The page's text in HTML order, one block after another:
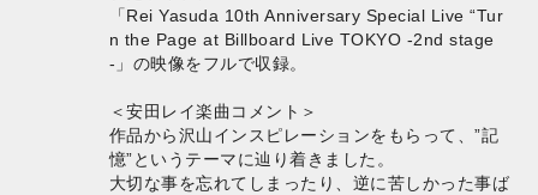
「Rei Yasuda 10th Anniversary Special Live “Tur
n the Page at Billboard Live TOKYO -2nd stage
-」の映像をフルで収録。
＜安田レイ楽曲コメント＞
作品から沢山インスピレーションをもらって、”記
憶”というテーマに辿り着きました。
大切な事を忘れてしまったり、逆に苦しかった事ば